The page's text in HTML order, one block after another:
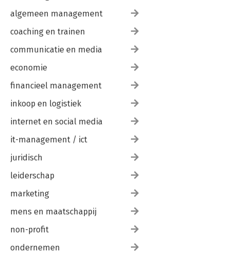
algemeen management
coaching en trainen
communicatie en media
economie
financieel management
inkoop en logistiek
internet en social media
it-management / ict
juridisch
leiderschap
marketing
mens en maatschappij
non-profit
ondernemen